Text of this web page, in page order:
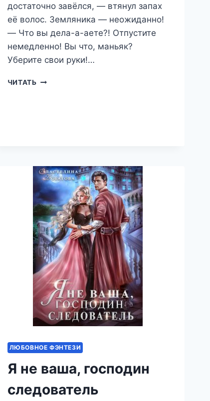
достаточно завёлся, — втянул запах
её волос. Земляника — неожиданно!
— Что вы дела-а-аете?! Отпустите
немедленно! Вы что, маньяк?
Уберите свои руки!…
ЧИТАТЬ БУНТАРКА
ЛЮБОВНОЕ ФЭНТЕЗИ
Я не ваша, господин
следователь